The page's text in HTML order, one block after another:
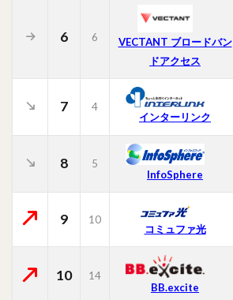
6 6
VECTANT ブロードバン
ドアクセス
7
4
インターリンク
8
5
InfoSphere
9 10
コミュファ光
10
14
BB.excite